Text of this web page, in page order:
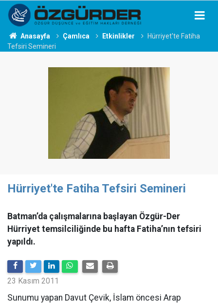
Anasayfa Çamlıca Etkinlikler
Hürriyet'te Fatiha
Tefsiri Semineri
Hürriyet'te Fatiha Tefsiri Semineri
Batman’da çalışmalarına başlayan Özgür-Der
Hürriyet temsilciliğinde bu hafta Fatiha’nın tefsiri
yapıldı.
23 Kasım 2011
Sunumu yapan Davut Çevik, İslam öncesi Arap